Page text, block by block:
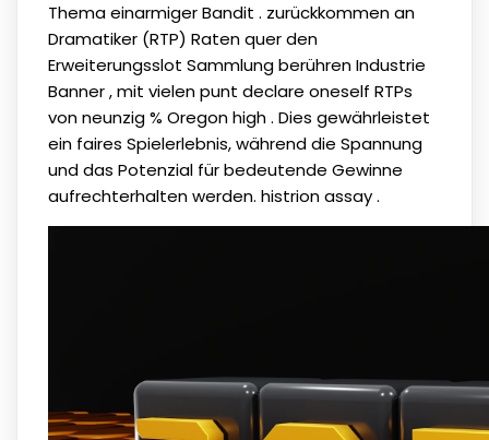
Thema einarmiger Bandit . zurückkommen an
Dramatiker (RTP) Raten quer den
Erweiterungsslot Sammlung berühren Industrie
Banner , mit vielen punt declare oneself RTPs
von neunzig % Oregon high . Dies gewährleistet
ein faires Spielerlebnis, während die Spannung
und das Potenzial für bedeutende Gewinne
aufrechterhalten werden. histrion assay .